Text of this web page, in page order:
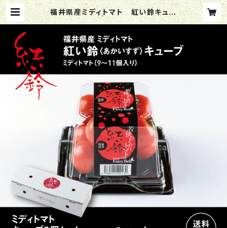
福井県産ミディトマト 紅い鈴キュー
ブ 3個セット | Tomato LABO Fa